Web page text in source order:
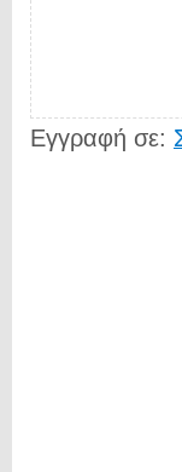
Εγγραφή σε: